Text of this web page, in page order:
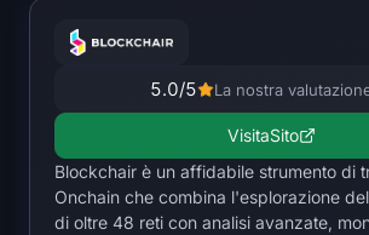
Mappa di calore di BTC
5.0/5 La nostra
VisitaSito
Blockchair è un affidabile strumento di
Onchain che combina l'esplorazione
di oltre 48 reti con analisi avanzate,